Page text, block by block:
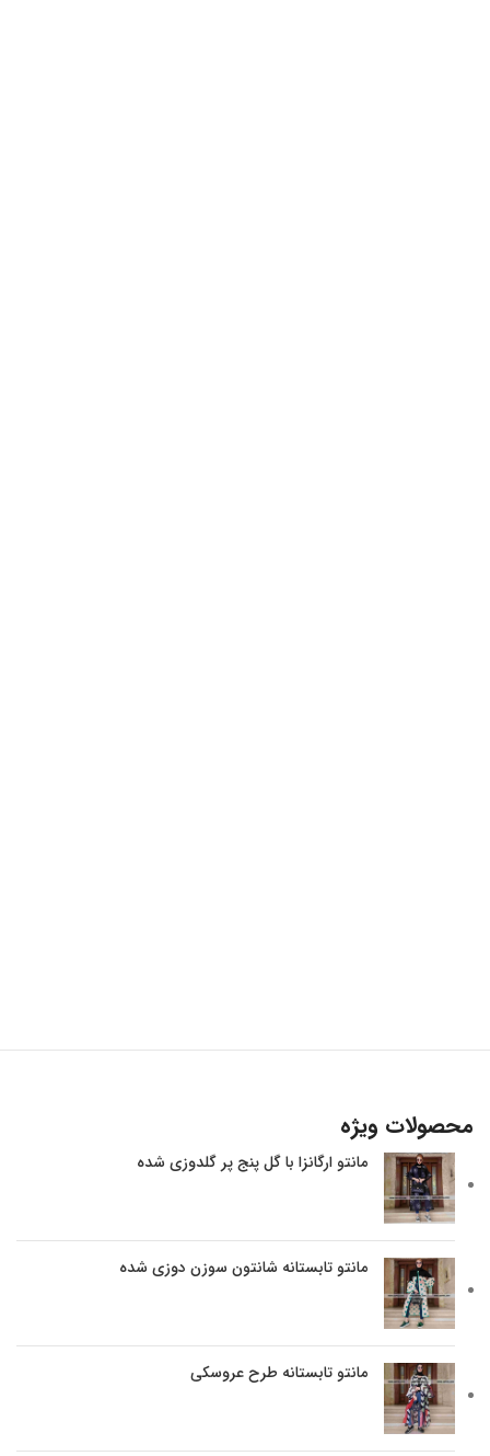
محصولات ویژه
مانتو ارگانزا با گل پنج پر گلدوزی شده
مانتو تابستانه شانتون سوزن دوزی شده
مانتو تابستانه طرح عروسکی